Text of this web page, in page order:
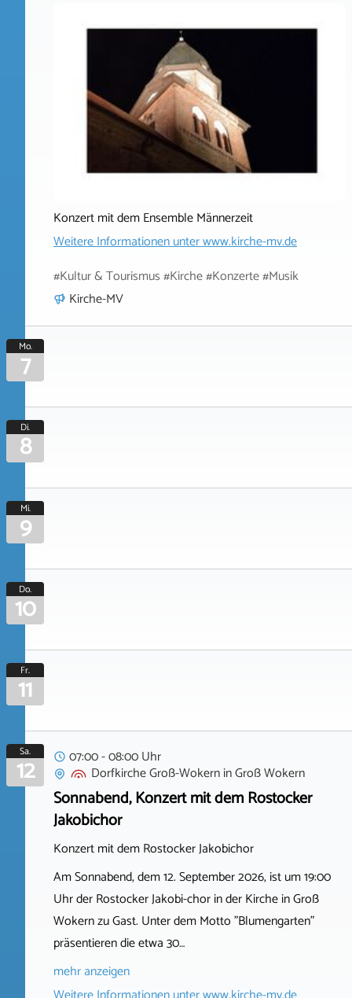
Konzert mit dem Ensemble Männerzeit
Weitere Informationen unterwww.kirche-mv.de
#Kultur & Tourismus #Kirche #Konzerte #Musik
Kirche-MV
Mo.
7
Di.
8
Mi.
9
Do.
10
Fr.
11
Sa.
12
07:00 - 08:00 Uhr
Dorfkirche Groß-WokerninGroß Wokern
Sonnabend, Konzert mit dem Rostocker
Jakobichor
Konzert mit dem Rostocker Jakobichor
Am Sonnabend, dem 12. September 2026, ist um 19:00
Uhr der Rostocker Jakobi-chor in der Kirche in Groß
Wokern zu Gast. Unter dem Motto "Blumengarten"
präsentieren die etwa 30…
mehr anzeigen